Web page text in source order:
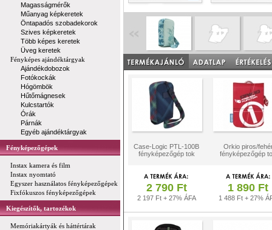
Magasságmérők
Műanyag képkeretek
Öntapadós szobadekorok
Szives képkeretek
Több képes keretek
Üveg keretek
Fényképes ajándéktárgyak
Ajándékdobozok
Fotókockák
Hógömbök
Hűtőmágnesek
Kulcstartók
Órák
Párnák
Egyéb ajándéktárgyak
Fényképezőgépek
Instax kamera és film
Instax nyomtató
Egyszer használatos fényképezőgépek
Fixfókuszos fényképezőgépek
Kiegészítők, tartozékok
Memóriakártyák és háttértárak
Case-Logic PTL-100B
fényképezőgép tok
Orkio piros/
fényképezőgép
2 790 Ft
2 197 Ft + 27% ÁFA
1 890 Ft
1 488 Ft + 27%